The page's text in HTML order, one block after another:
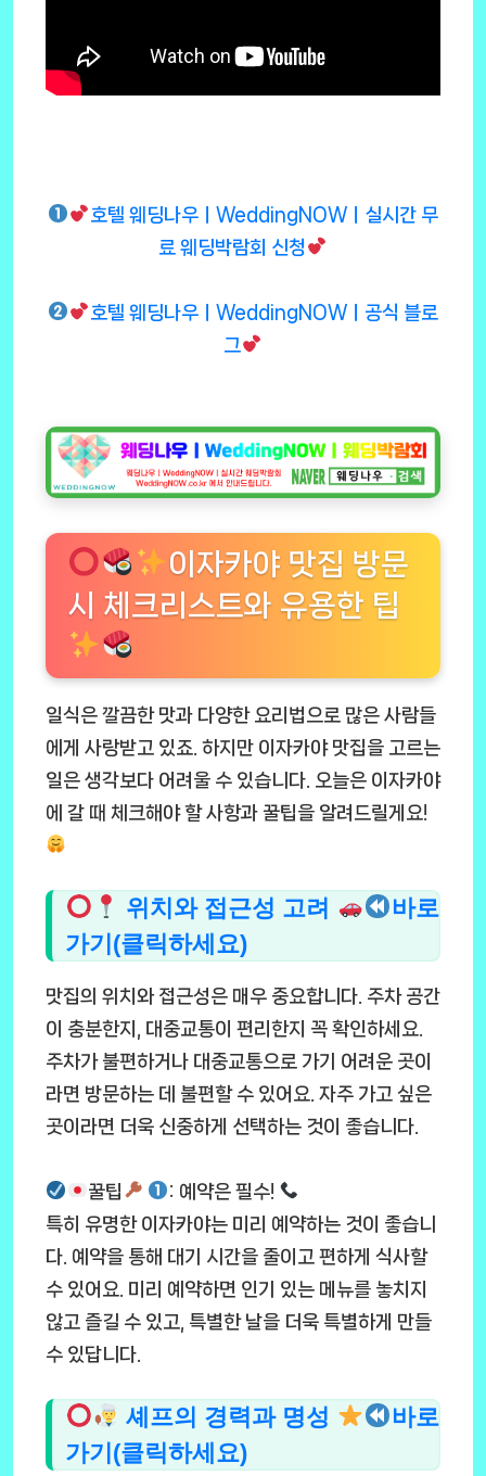
호텔 웨딩나우ㅣWeddingNOWㅣ실시간 무
료 웨딩박람회 신청
호텔 웨딩나우ㅣWeddingNOWㅣ공식 블로
그
이자카야 맛집 방문
시 체크리스트와 유용한 팁
일식은 깔끔한 맛과 다양한 요리법으로 많은 사람들
에게 사랑받고 있죠. 하지만 이자카야 맛집을 고르는
일은 생각보다 어려울 수 있습니다. 오늘은 이자카야
에 갈 때 체크해야 할 사항과 꿀팁을 알려드릴게요!
위치와 접근성 고려
바로
가기(클릭하세요)
맛집의 위치와 접근성은 매우 중요합니다. 주차 공간
이 충분한지, 대중교통이 편리한지 꼭 확인하세요.
주차가 불편하거나 대중교통으로 가기 어려운 곳이
라면 방문하는 데 불편할 수 있어요. 자주 가고 싶은
곳이라면 더욱 신중하게 선택하는 것이 좋습니다.
꿀팁
: 예약은 필수!
특히 유명한 이자카야는 미리 예약하는 것이 좋습니
다. 예약을 통해 대기 시간을 줄이고 편하게 식사할
수 있어요. 미리 예약하면 인기 있는 메뉴를 놓치지
않고 즐길 수 있고, 특별한 날을 더욱 특별하게 만들
수 있답니다.
셰프의 경력과 명성
바로
가기(클릭하세요)